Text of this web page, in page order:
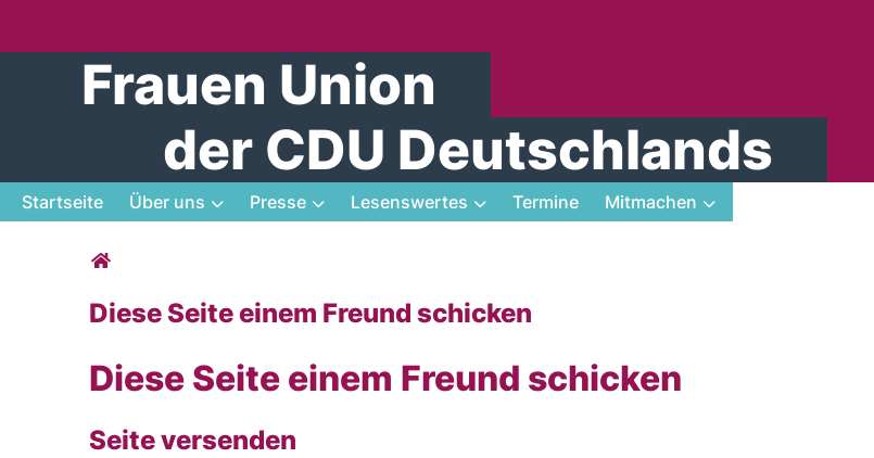
Frauen Union
der CDU Deutschlands
Startseite Über uns Presse Lesenswertes Termine Mitmachen
Sie sind hier
Diese Seite einem Freund schicken
Diese Seite einem Freund schicken
Seite versenden